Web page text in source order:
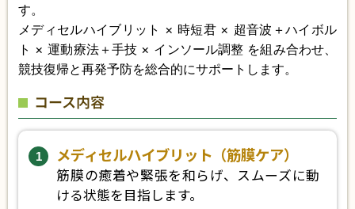
す。
メディセルハイブリット × 時短君 × 超音波＋ハイボル
ト × 運動療法＋手技 × インソール調整 を組み合わせ、
競技復帰と再発予防を総合的にサポートします。
コース内容
メディセルハイブリット（筋膜ケア）
筋膜の癒着や緊張を和らげ、スムーズに動
ける状態を目指します。